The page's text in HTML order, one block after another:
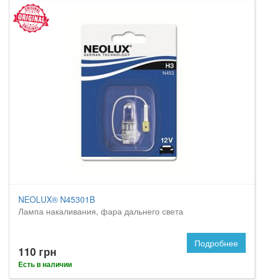
NEOLUX® N45301B
Лампа накаливания, фара дальнего света
110 грн
Есть в наличии
Подробнее